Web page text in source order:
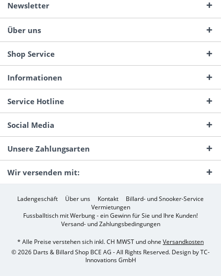
Newsletter
Über uns
Shop Service
Informationen
Service Hotline
Social Media
Unsere Zahlungsarten
Wir versenden mit:
Ladengeschäft Über uns Kontakt
Billard- und Snooker-Service
Vermietungen
Fussballtisch mit Werbung - ein Gewinn für Sie und Ihre Kunden!
Versand- und Zahlungsbedingungen
* Alle Preise verstehen sich inkl. CH MWST und ohne Versandkosten
© 2026 Darts & Billard Shop BCE AG - All Rights Reserved. Design byTC-
Innovations GmbH